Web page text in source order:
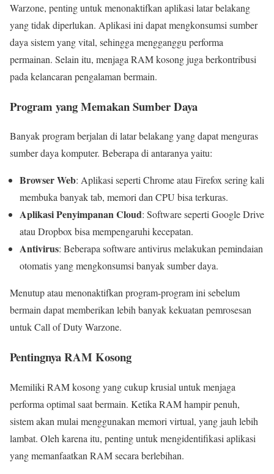
Warzone, penting untuk menonaktifkan aplikasi latar belakang
yang tidak diperlukan. Aplikasi ini dapat mengkonsumsi sumber
daya sistem yang vital, sehingga mengganggu performa
permainan. Selain itu, menjaga RAM kosong juga berkontribusi
pada kelancaran pengalaman bermain.
Program yang Memakan Sumber Daya
Banyak program berjalan di latar belakang yang dapat menguras
sumber daya komputer. Beberapa di antaranya yaitu:
Browser Web: Aplikasi seperti Chrome atau Firefox sering kali
membuka banyak tab, memori dan CPU bisa terkuras.
Aplikasi Penyimpanan Cloud: Software seperti Google Drive
atau Dropbox bisa mempengaruhi kecepatan.
Antivirus: Beberapa software antivirus melakukan pemindaian
otomatis yang mengkonsumsi banyak sumber daya.
Menutup atau menonaktifkan program-program ini sebelum
bermain dapat memberikan lebih banyak kekuatan pemrosesan
untuk Call of Duty Warzone.
Pentingnya RAM Kosong
Memiliki RAM kosong yang cukup krusial untuk menjaga
performa optimal saat bermain. Ketika RAM hampir penuh,
sistem akan mulai menggunakan memori virtual, yang jauh lebih
lambat. Oleh karena itu, penting untuk mengidentifikasi aplikasi
yang memanfaatkan RAM secara berlebihan.